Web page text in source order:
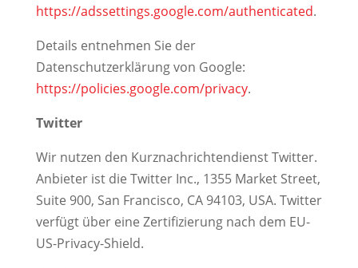
https://adssettings.google.com/authenticated.
Details entnehmen Sie der
Datenschutzerklärung von Google:
https://policies.google.com/privacy.
Twitter
Wir nutzen den Kurznachrichtendienst Twitter.
Anbieter ist die Twitter Inc., 1355 Market Street,
Suite 900, San Francisco, CA 94103, USA. Twitter
verfügt über eine Zertifizierung nach dem EU-
US-Privacy-Shield.